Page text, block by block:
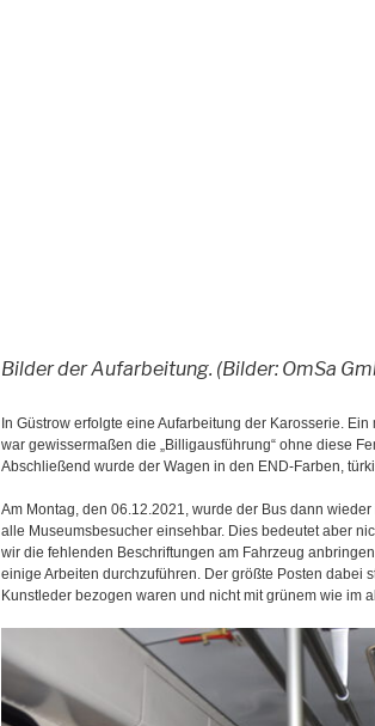
Bilder der Aufarbeitung. (Bilder: OmSa
In Güstrow erfolgte eine Aufarbeitung der Karosserie.
war gewissermaßen die „Billigausführung“ ohne diese
Abschließend wurde der Wagen in den END-Farben,
Am Montag, den 06.12.2021, wurde der Bus dann
alle Museumsbesucher einsehbar. Dies bedeutet aber
wir die fehlenden Beschriftungen am Fahrzeug
einige Arbeiten durchzuführen. Der größte Posten dabei
Kunstleder bezogen waren und nicht mit grünem wie im